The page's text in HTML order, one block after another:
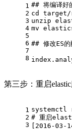
1
2
3
4
5
6
7
8
## 将编译好
cd target/
unzip
mv
## 修改ES
第三步：重启
1
2
3
systemctl
# 重启
[2016-